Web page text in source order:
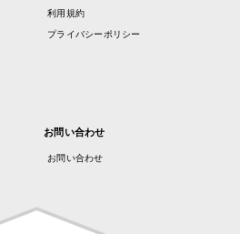
利用規約
プライバシーポリシー
お問い合わせ
お問い合わせ